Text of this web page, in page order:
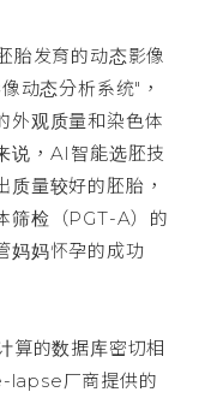
胎发育的动态影像
动态分析系统"，
外观质量和染色体
说，AI智能选胚技
量较好的胚胎，
筛检（PGT-A）的
妈妈怀孕的成功
算的数据库密切相
lapse厂商提供的